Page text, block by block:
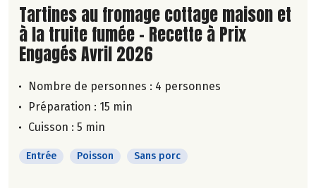
Lire la suite de la recette
Tartines au fromage cottage maison et
à la truite fumée - Recette à Prix
Engagés Avril 2026
Nombre de personnes : 4 personnes
Préparation : 15 min
Cuisson : 5 min
Entrée Poisson Sans porc